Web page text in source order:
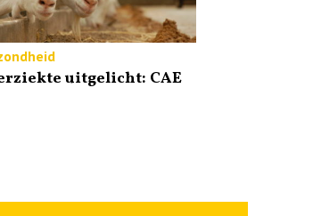
uitgelicht: CAE